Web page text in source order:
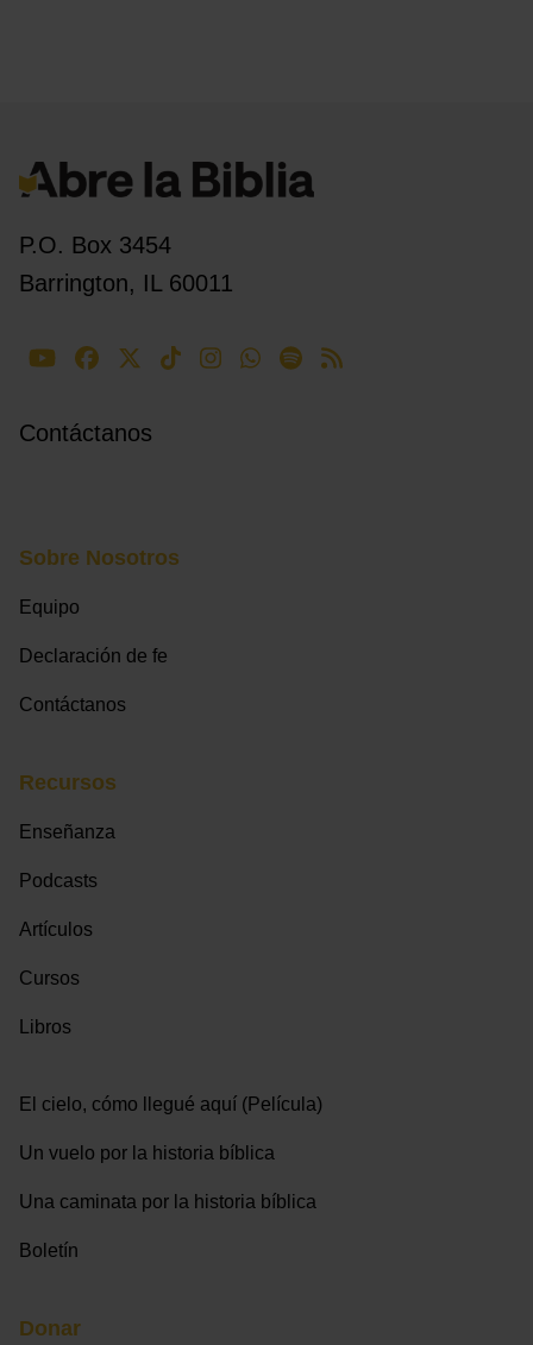
P.O. Box 3454
Barrington, IL 60011
Contáctanos
Sobre Nosotros
Equipo
Declaración de fe
Contáctanos
Recursos
Enseñanza
Podcasts
Artículos
Cursos
Libros
El cielo, cómo llegué aquí (Película)
Un vuelo por la historia bíblica
Una caminata por la historia bíblica
Boletín
Donar